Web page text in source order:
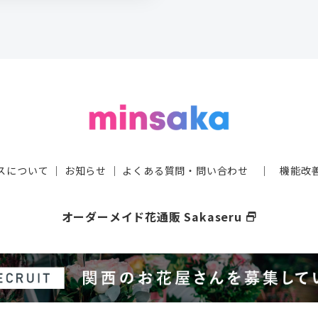
について ｜ お知らせ ｜ よくある質問・問い合わせ ｜機能改
オーダーメイド花通販 Sakaseru select_window